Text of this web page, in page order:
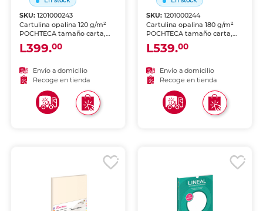
SKU:1201000243
Cartulina opalina 120 g/m²
POCHTECA tamaño carta,
100 hojas. Superficie sedosa
nacarada ideal para
diplomas y material de
presentación elegante.
L399.00
Envío a domicilio
Recoge en tienda
SKU: 1201000244
Cartulina opalina 180 g/m²
POCHTECA tamaño carta,
100 hojas. Superficie sedosa
nacarada ideal para
diplomas y material de
presentación elegante.
L539.00
Envío a domicilio
Recoge en tienda